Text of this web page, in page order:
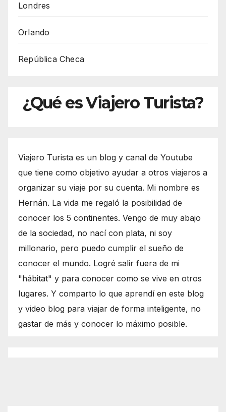
Londres
Orlando
República Checa
¿Qué es Viajero Turista?
Viajero Turista es un blog y canal de Youtube
que tiene como objetivo ayudar a otros viajeros a
organizar su viaje por su cuenta. Mi nombre es
Hernán. La vida me regaló la posibilidad de
conocer los 5 continentes. Vengo de muy abajo
de la sociedad, no nací con plata, ni soy
millonario, pero puedo cumplir el sueño de
conocer el mundo. Logré salir fuera de mi
"hábitat" y para conocer como se vive en otros
lugares. Y comparto lo que aprendí en este blog
y video blog para viajar de forma inteligente, no
gastar de más y conocer lo máximo posible.